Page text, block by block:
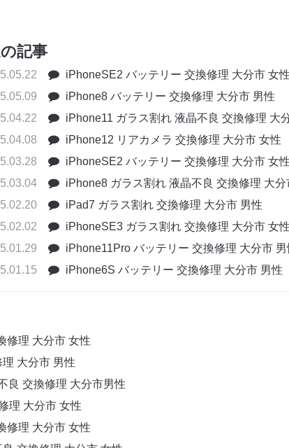
記事
iPhoneSE2 バッテリー 交換修理 大分市 女性
iPhone8 バッテリー 交換修理 大分市 男性
iPhone11 ガラス割れ 液晶不良 交換修理 大
iPhone12 リアカメラ 交換修理 大分市 女性
iPhoneSE2 バッテリー 交換修理 大分市 女性
iPhone8 ガラス割れ 液晶不良 交換修理 大分
iPad7 ガラス割れ 交換修理 大分市 男性
iPhoneSE3 ガラス割れ 交換修理 大分市 女性
iPhone11Pro バッテリー 交換修理 大分市 男
iPhone6S バッテリー 交換修理 大分市 男性
修理 大分市 女性
大分市 男性
良 交換修理 大分市男性
理 大分市 女性
修理 大分市 女性